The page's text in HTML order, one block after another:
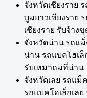
จังหวัดเชียงราย
บูมยาวเชียงราย
เชียงราย รับจ้าง
จังหวัดน่าน รถแ
น่าน รถแบคโฮเ
รับเหมาถมที่น่าน
จังหวัดเลย รถแม็
รถแบคโฮเล็กเลย